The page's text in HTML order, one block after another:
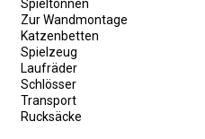
Spieltonnen
Zur Wandmontage
Katzenbetten
Spielzeug
Laufräder
Schlösser
Transport
Rucksäcke